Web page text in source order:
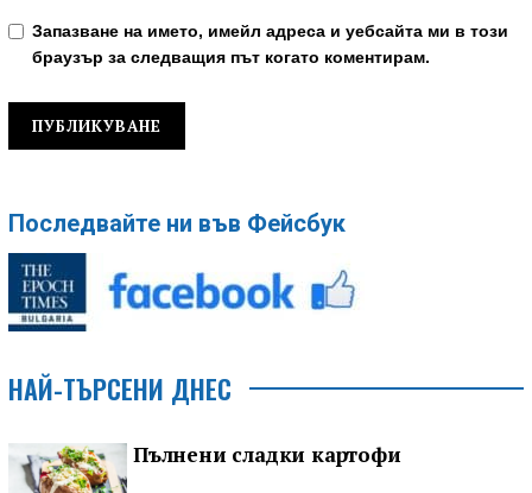
Запазване на името, имейл адреса и уебсайта ми в този
браузър за следващия път когато коментирам.
Последвайте ни във Фейсбук
НАЙ-ТЪРСЕНИ ДНЕС
Пълнени сладки картофи